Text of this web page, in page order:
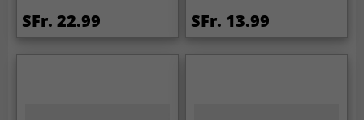
SFr. 22.99 SFr. 13.99